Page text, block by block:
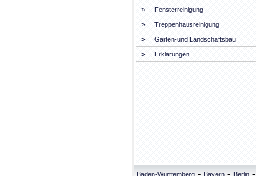
» Fensterreinigung
» Treppenhausreinigung
» Garten-und Landschaftsbau
» Erklärungen
Baden-Württemberg - Bayern - Berlin -